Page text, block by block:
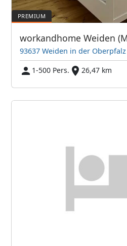
93637 Weiden in der Oberpfalz
1-500 Pers.
26,47 km